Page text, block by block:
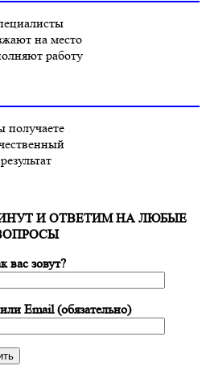
на место
работу
получаете
результат
И ОТВЕТИМ НА ЛЮБЫЕ
вас зовут?
Email (обязательно)